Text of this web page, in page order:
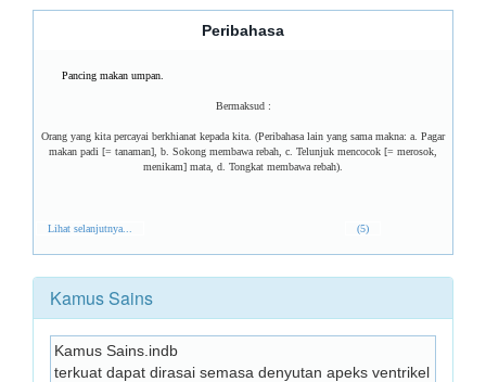
Peribahasa
Pancing makan umpan.
Bermaksud :
Orang yang kita percayai berkhianat kepada kita. (Peribahasa lain yang sama makna: a. Pagar
makan padi [= tanaman], b. Sokong membawa rebah, c. Telunjuk mencocok [= merosok,
menikam] mata, d. Tongkat membawa rebah).
Lihat selanjutnya... (5)
Kamus Sains
Kamus Sains.indb
terkuat dapat dirasai semasa denyutan apeks ventrikel